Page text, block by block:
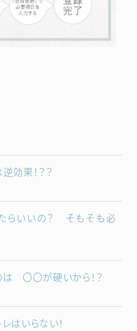
効果！？？
らいいの？ そもそも必
〇〇が硬いから！？
はいらない！